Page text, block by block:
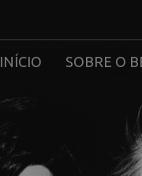
INÍCIO SOBRE O